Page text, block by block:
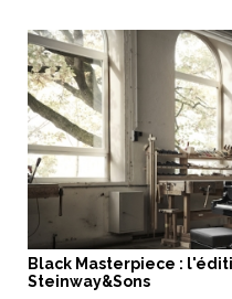
Black Masterpiece :
Steinway&Sons